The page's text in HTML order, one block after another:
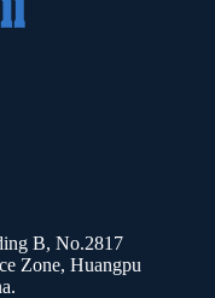
B, No.2817
Zone, Huangpu